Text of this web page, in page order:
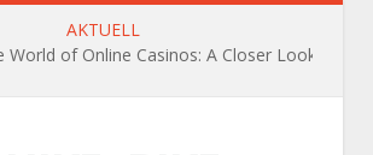
AKTUELL
World of Online Casinos: A Closer Look